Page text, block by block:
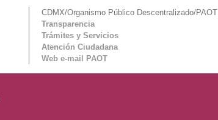
CDMX/Organismo Público Descentralizado/PAOT
Transparencia
Trámites y Servicios
Atención Ciudadana
Web e-mail PAOT